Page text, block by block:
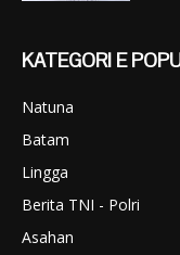
KATEGORI E
Natuna
Batam
Lingga
Berita TNI - Polri
Asahan